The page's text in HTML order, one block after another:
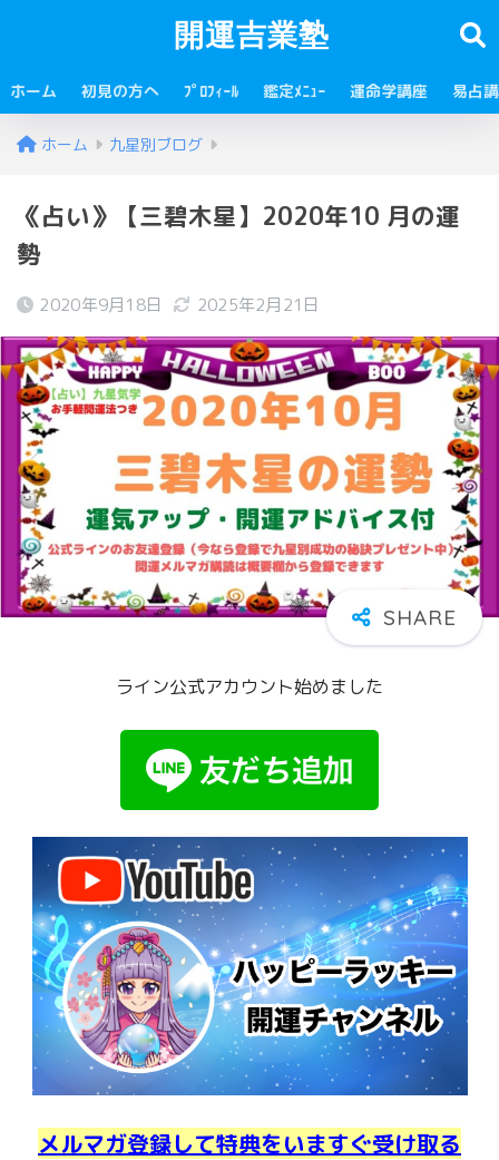
開運吉業塾
ホーム 初見の方へ ﾌﾟﾛﾌｨｰﾙ 鑑定ﾒﾆｭｰ 運命学講座 易占
ホーム 九星別ブログ
《占い》【三碧木星】2020年10 月の運
勢
2020年9月18日 2025年2月21日
ライン公式アカウント始めました
メルマガ登録して特典をいますぐ受け取る